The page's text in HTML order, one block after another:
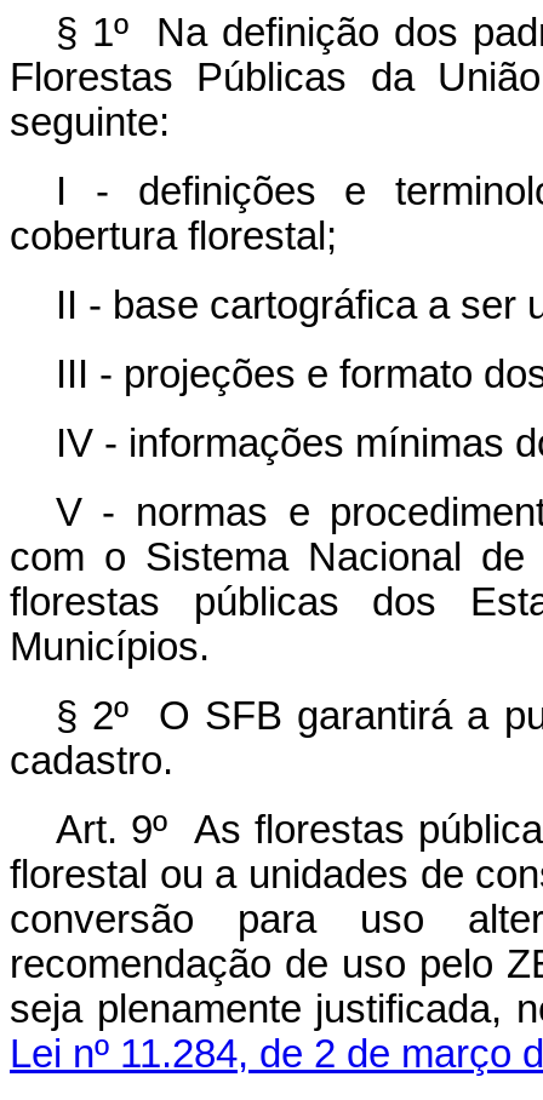
§ 1º Na definição dos
Florestas Públicas da
seguinte:
I - definições e
cobertura florestal;
II - base cartográfica a ser
III - projeções e formato
IV - informações mínimas
V - normas e
com o Sistema Nacional
florestas públicas dos
Municípios.
§ 2º O SFB garantirá a
cadastro.
Art. 9º As florestas
florestal ou a unidades de
conversão para uso
recomendação de uso pelo
seja plenamente justificada,
Lei nº 11.284, de 2 de março